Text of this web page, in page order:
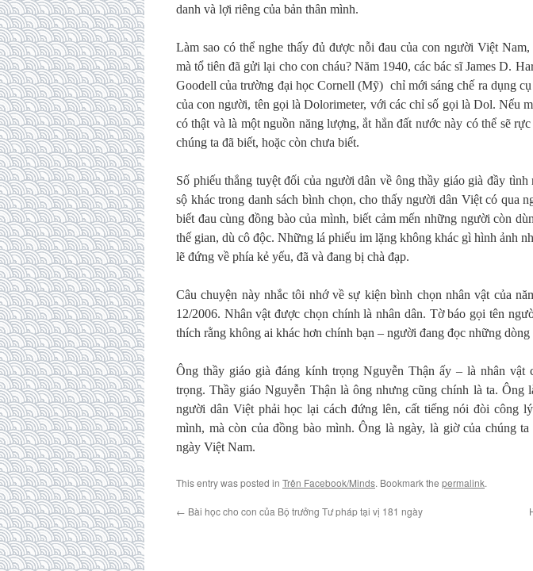
danh và lợi riêng của bản thân mình.
Làm sao có thể nghe thấy đủ được nỗi đau của con người Việt
mà tổ tiên đã gửi lại cho con cháu? Năm 1940, các bác sĩ James D.
Goodell của trường đại học Cornell (Mỹ) chỉ mới sáng chế ra dụng
của con người, tên gọi là Dolorimeter, với các chỉ số gọi là Dol. Nếu
có thật và là một nguồn năng lượng, ắt hẳn đất nước này có thể sẽ
chúng ta đã biết, hoặc còn chưa biết.
Số phiếu thắng tuyệt đối của người dân về ông thầy giáo già đầy
sộ khác trong danh sách bình chọn, cho thấy người dân Việt có qua
biết đau cùng đồng bào của mình, biết cảm mến những người còn
thế gian, dù cô độc. Những lá phiếu im lặng không khác gì hình ảnh
lẽ đứng về phía kẻ yếu, đã và đang bị chà đạp.
Câu chuyện này nhắc tôi nhớ về sự kiện bình chọn nhân vật của
12/2006. Nhân vật được chọn chính là nhân dân. Tờ báo gọi tên
thích rằng không ai khác hơn chính bạn – người đang đọc những
Ông thầy giáo già đáng kính trọng Nguyễn Thận ấy – là nhân vật
trọng. Thầy giáo Nguyễn Thận là ông nhưng cũng chính là ta. Ông
người dân Việt phải học lại cách đứng lên, cất tiếng nói đòi công
mình, mà còn của đồng bào mình. Ông là ngày, là giờ của chúng
ngày Việt Nam.
This entry was posted in Trên Facebook/Minds. Bookmark the permalink.
← Bài học cho con của Bộ trưởng Tư pháp tại vị 181 ngày